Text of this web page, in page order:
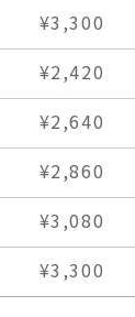
¥3,300
¥2,420
¥2,640
¥2,860
¥3,080
¥3,300